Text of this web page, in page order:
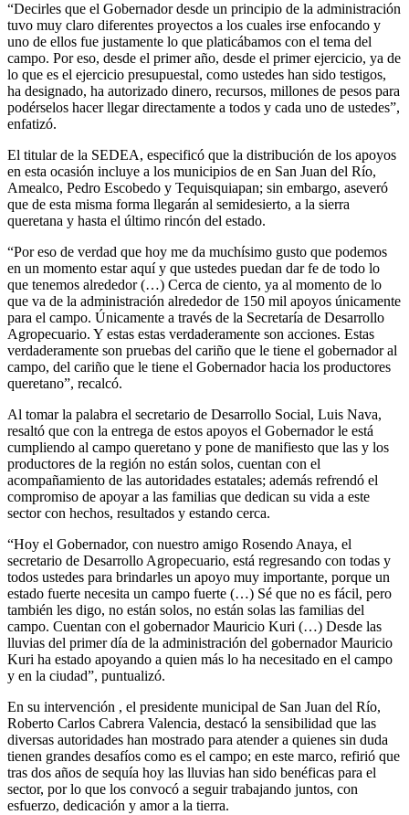
“Decirles que el Gobernador desde un principio de la administración
tuvo muy claro diferentes proyectos a los cuales irse enfocando y
uno de ellos fue justamente lo que platicábamos con el tema del
campo. Por eso, desde el primer año, desde el primer ejercicio, ya de
lo que es el ejercicio presupuestal, como ustedes han sido testigos,
ha designado, ha autorizado dinero, recursos, millones de pesos para
podérselos hacer llegar directamente a todos y cada uno de ustedes”,
enfatizó.
El titular de la SEDEA, especificó que la distribución de los apoyos
en esta ocasión incluye a los municipios de en San Juan del Río,
Amealco, Pedro Escobedo y Tequisquiapan; sin embargo, aseveró
que de esta misma forma llegarán al semidesierto, a la sierra
queretana y hasta el último rincón del estado.
“Por eso de verdad que hoy me da muchísimo gusto que podemos
en un momento estar aquí y que ustedes puedan dar fe de todo lo
que tenemos alrededor (…) Cerca de ciento, ya al momento de lo
que va de la administración alrededor de 150 mil apoyos únicamente
para el campo. Únicamente a través de la Secretaría de Desarrollo
Agropecuario. Y estas estas verdaderamente son acciones. Estas
verdaderamente son pruebas del cariño que le tiene el gobernador al
campo, del cariño que le tiene el Gobernador hacia los productores
queretano”, recalcó.
Al tomar la palabra el secretario de Desarrollo Social, Luis Nava,
resaltó que con la entrega de estos apoyos el Gobernador le está
cumpliendo al campo queretano y pone de manifiesto que las y los
productores de la región no están solos, cuentan con el
acompañamiento de las autoridades estatales; además refrendó el
compromiso de apoyar a las familias que dedican su vida a este
sector con hechos, resultados y estando cerca.
“Hoy el Gobernador, con nuestro amigo Rosendo Anaya, el
secretario de Desarrollo Agropecuario, está regresando con todas y
todos ustedes para brindarles un apoyo muy importante, porque un
estado fuerte necesita un campo fuerte (…) Sé que no es fácil, pero
también les digo, no están solos, no están solas las familias del
campo. Cuentan con el gobernador Mauricio Kuri (…) Desde las
lluvias del primer día de la administración del gobernador Mauricio
Kuri ha estado apoyando a quien más lo ha necesitado en el campo
y en la ciudad”, puntualizó.
En su intervención , el presidente municipal de San Juan del Río,
Roberto Carlos Cabrera Valencia, destacó la sensibilidad que las
diversas autoridades han mostrado para atender a quienes sin duda
tienen grandes desafíos como es el campo; en este marco, refirió que
tras dos años de sequía hoy las lluvias han sido benéficas para el
sector, por lo que los convocó a seguir trabajando juntos, con
esfuerzo, dedicación y amor a la tierra.